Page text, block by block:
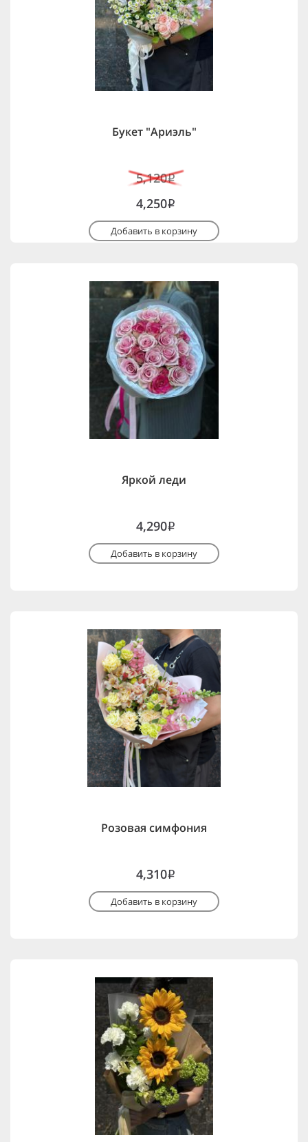
Букет "Ариэль"
5,120i
4,250i
Добавить в корзину
Яркой леди
4,290i
Добавить в корзину
Розовая симфония
4,310i
Добавить в корзину